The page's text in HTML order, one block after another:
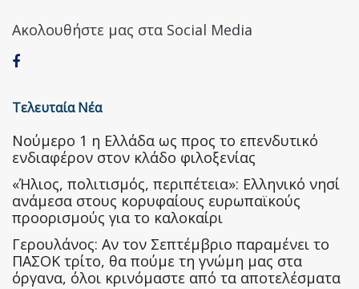
Ακολουθήστε μας στα Social Media
Τελευταία Νέα
Nούμερο 1 η Ελλάδα ως προς το επενδυτικό
ενδιαφέρον στον κλάδο φιλοξενίας
«Ήλιος, πολιτισμός, περιπέτεια»: Ελληνικό νησί
ανάμεσα στους κορυφαίους ευρωπαϊκούς
προορισμούς για το καλοκαίρι
Γερουλάνος: Αν τον Σεπτέμβριο παραμένει το
ΠΑΣΟΚ τρίτο, θα πούμε τη γνώμη μας στα
όργανα, όλοι κρινόμαστε από τα αποτελέσματα